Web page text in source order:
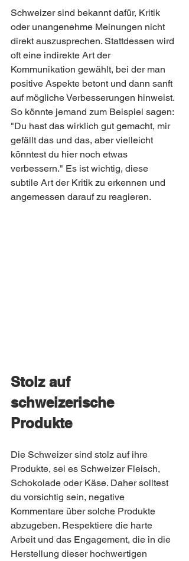
Schweizer sind bekannt dafür, Kritik
oder unangenehme Meinungen nicht
direkt auszusprechen. Stattdessen wird
oft eine indirekte Art der
Kommunikation gewählt, bei der man
positive Aspekte betont und dann sanft
auf mögliche Verbesserungen hinweist.
So könnte jemand zum Beispiel sagen:
"Du hast das wirklich gut gemacht, mir
gefällt das und das, aber vielleicht
könntest du hier noch etwas
verbessern." Es ist wichtig, diese
subtile Art der Kritik zu erkennen und
angemessen darauf zu reagieren.
Stolz auf
schweizerische
Produkte
Die Schweizer sind stolz auf ihre
Produkte, sei es Schweizer Fleisch,
Schokolade oder Käse. Daher solltest
du vorsichtig sein, negative
Kommentare über solche Produkte
abzugeben. Respektiere die harte
Arbeit und das Engagement, die in die
Herstellung dieser hochwertigen